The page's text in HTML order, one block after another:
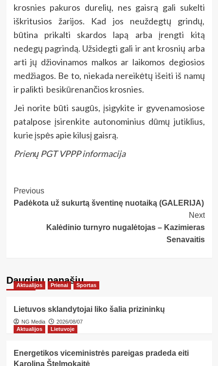
krosnies pakuros durelių, nes gaisrą gali sukelti
iškritusios žarijos. Kad jos neuždegtų grindų,
būtina prikalti skardos lapą arba įrengti kitą
nedegų pagrindą. Užsidegti gali ir ant krosnių arba
arti jų džiovinamos malkos ar laikomos degiosios
medžiagos. Be to, niekada nereikėtų išeiti iš namų
ir palikti besikūrenančios krosnies.
Jei norite būti saugūs, įsigykite ir gyvenamosiose
patalpose įsirenkite autonominius dūmų jutiklius,
kurie įspės apie kilusį gaisrą.
Prienų PGT VPPP informacija
Post
Navigation
Previous
Padėkota už sukurtą šventinę nuotaiką (GALERIJA)
Next
Kalėdinio turnyro nugalėtojas – Kazimieras
Senavaitis
Daugiau panašių…
Aktualijos Prienai Sportas
Lietuvos sklandytojai liko šalia prizininkų
NG Media
2026/08/07
Aktualijos
Lietuvoje
Energetikos viceministrės pareigas pradeda eiti
Karolina Štelmokaitė